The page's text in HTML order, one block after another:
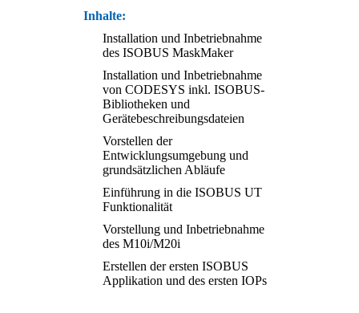
Inhalte:
Installation und Inbetriebnahme
des ISOBUS MaskMaker
Installation und Inbetriebnahme
von CODESYS inkl. ISOBUS-
Bibliotheken und
Gerätebeschreibungsdateien
Vorstellen der
Entwicklungsumgebung und
grundsätzlichen Abläufe
Einführung in die ISOBUS UT
Funktionalität
Vorstellung und Inbetriebnahme
des M10i/M20i
Erstellen der ersten ISOBUS
Applikation und des ersten IOPs